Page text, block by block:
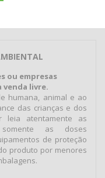
ou empresas
venda livre.
humana, animal e ao
das crianças e dos
leia atentamente as
as doses
de proteção
produto por menores